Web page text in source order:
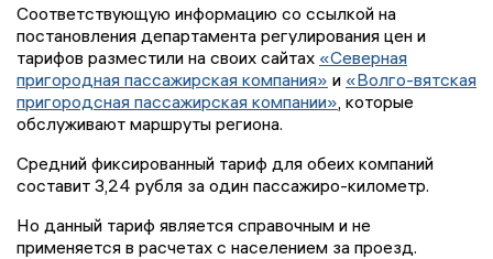
Соответствующую информацию со ссылкой на
постановления департамента регулирования цен и
тарифов разместили на своих сайтах «Северная
пригородная пассажирская компания» и «Волго-вятская
пригородсная пассажирская компании» , которые
обслуживают маршруты региона.
Средний фиксированный тариф для обеих компаний
составит 3,24 рубля за один пассажиро-километр.
Но данный тариф является справочным и не
применяется в расчетах с населением за проезд.